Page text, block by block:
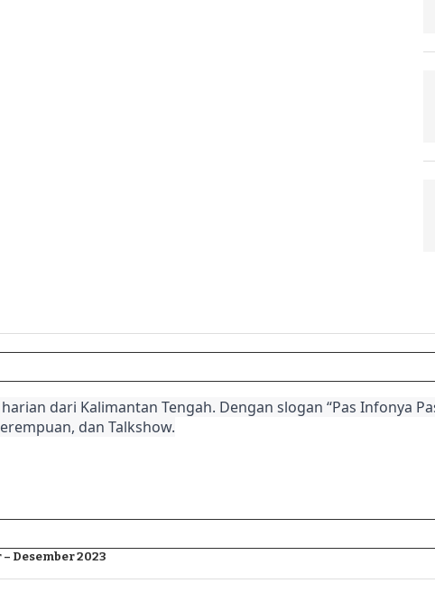
dari Kalimantan Tengah. Dengan slogan “Pas Infonya
dan Talkshow.
Desember 2023